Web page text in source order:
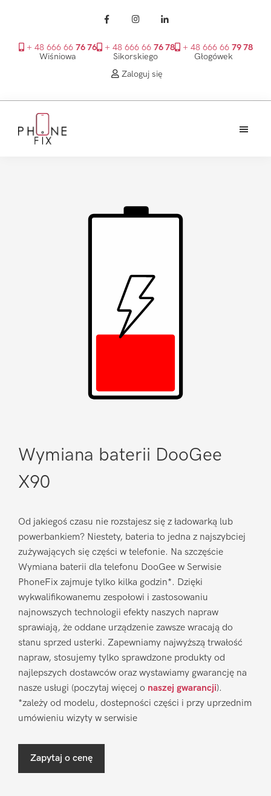
+ 48 666 66 76 76
Wiśniowa
+ 48 666 66 76 78
Sikorskiego
+ 48 666 66 79 78
Głogówek
Zaloguj się
głównego
Wymiana baterii DooGee
X90
Od jakiegoś czasu nie rozstajesz się z ładowarką lub
powerbankiem? Niestety, bateria to jedna z najszybciej
zużywających się części w telefonie. Na szczęście
Wymiana baterii dla telefonu DooGee w Serwisie
PhoneFix zajmuje tylko kilka godzin*. Dzięki
wykwalifikowanemu zespołowi i zastosowaniu
najnowszych technologii efekty naszych napraw
sprawiają, że oddane urządzenie zawsze wracają do
stanu sprzed usterki. Zapewniamy najwyższą trwałość
napraw, stosujemy tylko sprawdzone produkty od
najlepszych dostawców oraz wystawiamy gwarancję na
nasze usługi (poczytaj więcej o naszej gwarancji).
*zależy od modelu, dostepności części i przy uprzednim
umówieniu wizyty w serwisie
Zapytaj o cenę